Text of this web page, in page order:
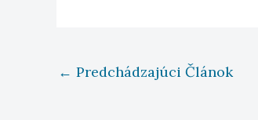
← Predchádzajúci Článok